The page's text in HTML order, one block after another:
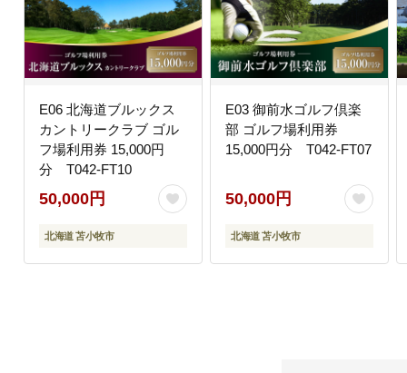
E06 北海道ブルックス
カントリークラブ ゴル
フ場利用券 15,000円
分 T042-FT10
50,000円
北海道 苫小牧市
E03 御前水ゴルフ倶楽
部 ゴルフ場利用券
15,000円分 T042-FT07
50,000円
北海道 苫小牧市